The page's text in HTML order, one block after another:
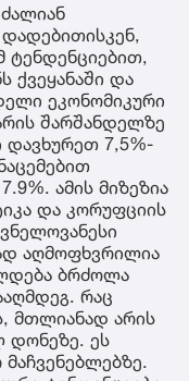
ტენდენციებით,
ქვეყანაში და
ეკონომიკური
შარშანდელზე
დავხურეთ 7,5%-
ამის მიზეზია
და კორუფციის
აღმოფხვრილია
ბრძოლა
რაც
მთლიანად არის
დონეზე. ეს